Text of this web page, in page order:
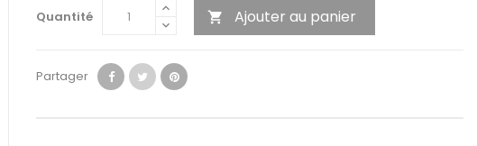
Quantité  Ajouter au panier
Partager